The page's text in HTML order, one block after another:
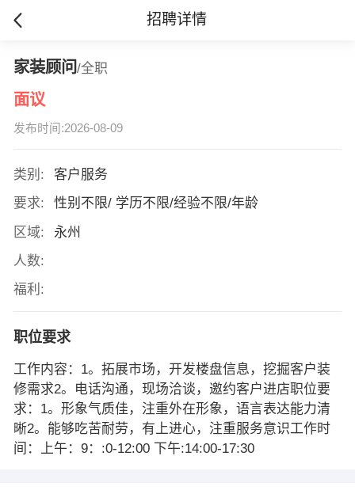
招聘详情
家装顾问/全职
面议
发布时间:2026-08-09
类别:
客户服务
要求:
性别不限/ 学历不限/经验不限/年龄
区域:
永州
人数:
福利:
职位要求
工作内容：1。拓展市场，开发楼盘信息，挖掘客户装
修需求2。电话沟通，现场洽谈，邀约客户进店职位要
求：1。形象气质佳，注重外在形象，语言表达能力清
晰2。能够吃苦耐劳，有上进心，注重服务意识工作时
间：上午：9：:0-12:00 下午:14:00-17:30